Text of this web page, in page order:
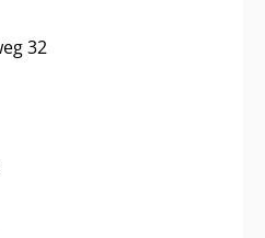
32